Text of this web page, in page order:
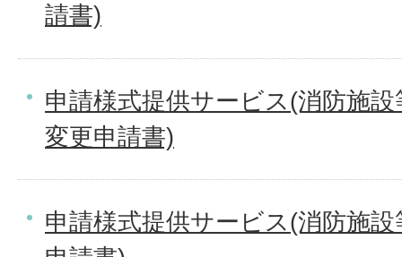
請書)
申請様式提供サービス(消防施
変更申請書)
申請様式提供サービス(消防施